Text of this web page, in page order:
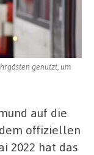
genutzt, um
auf die
offiziellen
2022 hat das